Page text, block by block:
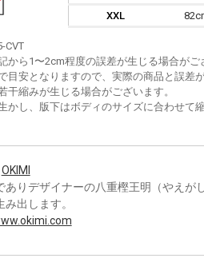
XXL
CVT
ら1〜2cm程度の誤差が生じる場合がご
安となりますので、実際の商品と誤差
縮みが生じる場合がございます。
し、版下はボディのサイズに合わせて
OKIMI
ありデザイナーの八重樫王明（やえが
み出します。